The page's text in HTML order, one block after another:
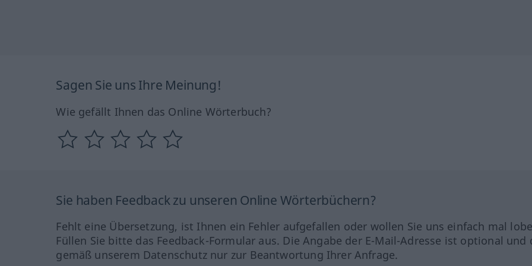
Sagen Sie uns Ihre Meinung!
Wie gefällt Ihnen das Online Wörterbuch?
Sie haben Feedback zu unseren Online Wörterbüchern?
Fehlt eine Übersetzung, ist Ihnen ein Fehler aufgefallen oder wollen Sie uns einfach mal
Füllen Sie bitte das Feedback-Formular aus. Die Angabe der E-Mail-Adresse ist optional und
gemäß unserem Datenschutz nur zur Beantwortung Ihrer Anfrage.